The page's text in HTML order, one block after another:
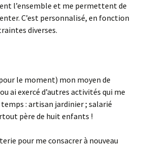
l’ensemble et me permettent de
C’est personnalisé, en fonction
diverses.
le moment) mon moyen de
ai exercé d’autres activités qui me
: artisan jardinier ; salarié
père de huit enfants !
pour me consacrer à nouveau